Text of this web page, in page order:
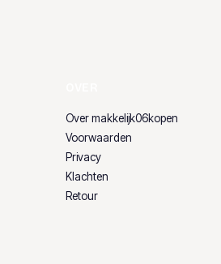
Over makkelijk06kopen
Voorwaarden
Privacy
Klachten
Retour